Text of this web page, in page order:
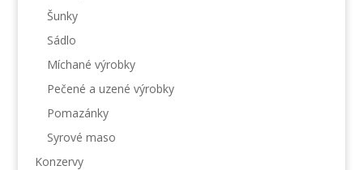
Šunky
Sádlo
Míchané výrobky
Pečené a uzené výrobky
Pomazánky
Syrové maso
Konzervy